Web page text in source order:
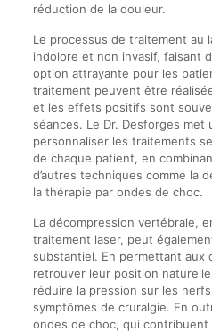
réduction de la douleur.
Le processus de traitement au
indolore et non invasif, faisant
option attrayante pour les
traitement peuvent être
et les effets positifs sont
séances. Le Dr. Desforges met
personnaliser les traitements
de chaque patient, en
d’autres techniques comme la
la thérapie par ondes de choc.
La décompression vertébrale,
traitement laser, peut
substantiel. En permettant aux
retrouver leur position
réduire la pression sur les
symptômes de cruralgie. En
ondes de choc, qui contribuent